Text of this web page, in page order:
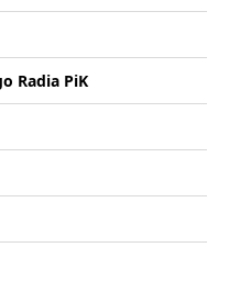
Radia PiK